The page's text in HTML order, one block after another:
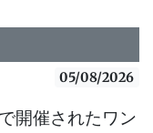
05/08/2026
開催されたワン